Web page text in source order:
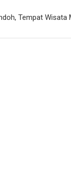
Tempat Wisata